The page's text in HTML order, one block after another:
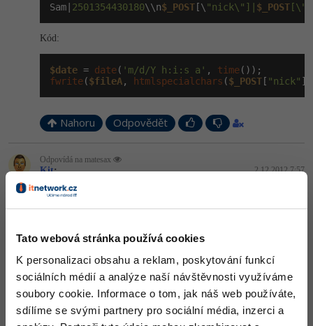
Tato webová stránka používá cookies
K personalizaci obsahu a reklam, poskytování funkcí
sociálních médií a analýze naší návštěvnosti využíváme
soubory cookie. Informace o tom, jak náš web používáte,
sdílíme se svými partnery pro sociální média, inzerci a
Sam| 2501354430180\\n$_POST [\ "nick\"]| $_POST
Kód:
$date = date( 'm/d/Y h:i:s a' , time
fwrite($fileA, htmlspecialchars ($_POST [ "nick"
Nahoru Odpovědět
Odpovídá na matesax
Kit: 2.12.2012 7:57
Pořád tam máš injekci. Když už chceš zapisovat ve formátu CSV,
Odpovídá na Kit
matesax: 2.12.2012 8:26
if ($_POST["nick" ] != null)
{